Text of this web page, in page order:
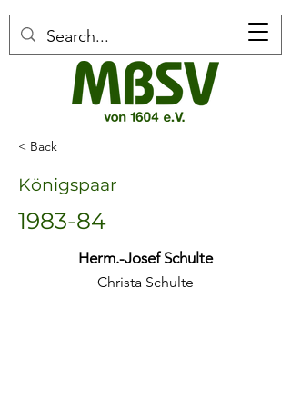
< Back
Königspaar
1983-84
Herm.-Josef Schulte
Christa Schulte